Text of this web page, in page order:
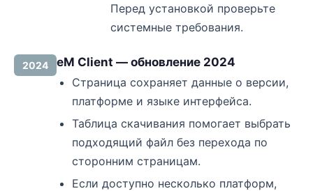
Перед установкой проверьте
системные требования.
2024
eM Client — обновление 2024
Страница сохраняет данные о версии,
платформе и языке интерфейса.
Таблица скачивания помогает выбрать
подходящий файл без перехода по
сторонним страницам.
Если доступно несколько платформ,